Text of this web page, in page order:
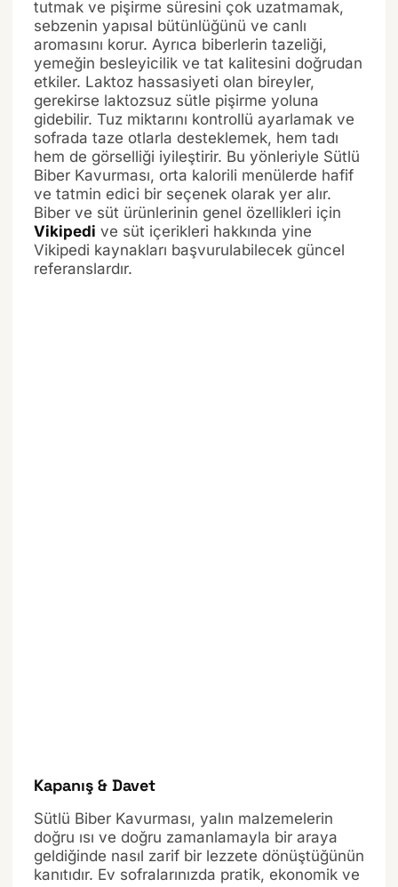
tutmak ve pişirme süresini çok uzatmamak,
sebzenin yapısal bütünlüğünü ve canlı
aromasını korur. Ayrıca biberlerin tazeliği,
yemeğin besleyicilik ve tat kalitesini doğrudan
etkiler. Laktoz hassasiyeti olan bireyler,
gerekirse laktozsuz sütle pişirme yoluna
gidebilir. Tuz miktarını kontrollü ayarlamak ve
sofrada taze otlarla desteklemek, hem tadı
hem de görselliği iyileştirir. Bu yönleriyle Sütlü
Biber Kavurması, orta kalorili menülerde hafif
ve tatmin edici bir seçenek olarak yer alır.
Biber ve süt ürünlerinin genel özellikleri için
Vikipedi ve süt içerikleri hakkında yine
Vikipedi kaynakları başvurulabilecek güncel
referanslardır.
Kapanış & Davet
Sütlü Biber Kavurması, yalın malzemelerin
doğru ısı ve doğru zamanlamayla bir araya
geldiğinde nasıl zarif bir lezzete dönüştüğünün
kanıtıdır. Ev sofralarınızda pratik, ekonomik ve